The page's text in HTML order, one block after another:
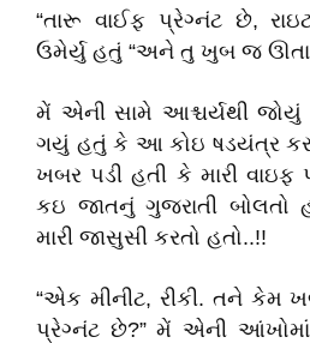
“તારૂ વાઈફ પ્રેગ્નંટ છે,
ઉમેર્યુ હતું “અને તુ ખુબ જ
મેં એની સામે આશ્ચર્યથી જોયું
ગયું હતું કે આ કોઇ ષડયંત્ર
ખબર પડી હતી કે મારી
કઇ જાતનું ગુજરાતી બોલતો
મારી જાસુસી કરતો હતો..!!
“એક મીનીટ, રીકી. તને કેમ
પ્રેગ્નંટ છે?” મેં એની